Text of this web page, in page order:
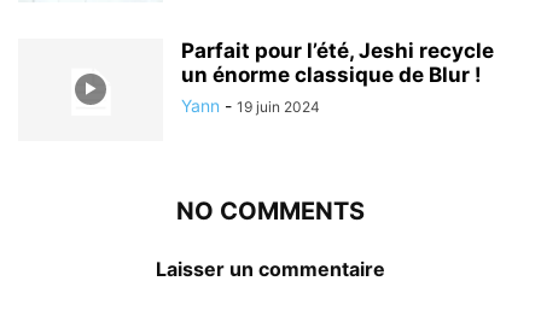
Parfait pour l’été, Jeshi recycle
un énorme classique de Blur !
Yann - 19 juin 2024
NO COMMENTS
Laisser un commentaire